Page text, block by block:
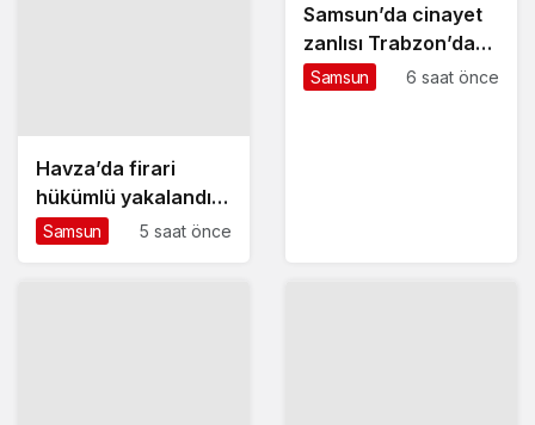
Havza’da firari
hükümlü yakalandı –
Haberler
Samsun 5 saat önce
Samsun’da cinayet
zanlısı Trabzon’da
yakalandı
Samsun 6 saat önce